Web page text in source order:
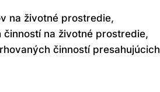
na životné prostredie,
na životné prostredie,
činností presahujúcich